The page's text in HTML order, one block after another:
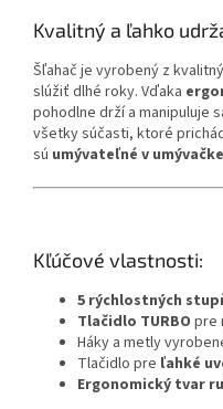
Kvalitný a ľahko
Šľahač je vyrobený z
slúžiť dlhé roky. Vďaka
pohodlne drží a manipuluje
všetky súčasti, ktoré
sú umývateľné v
Kľúčové vlastnosti:
5 rýchlostných
Tlačidlo TURBO pre
Háky a metly
Tlačidlo pre ľahké
Ergonomický tvar